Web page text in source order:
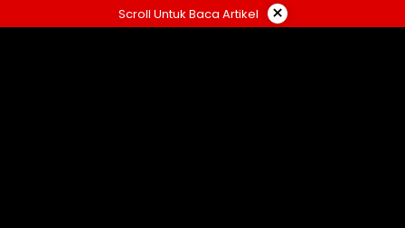
ke
Scroll Untuk Baca Artikel ×